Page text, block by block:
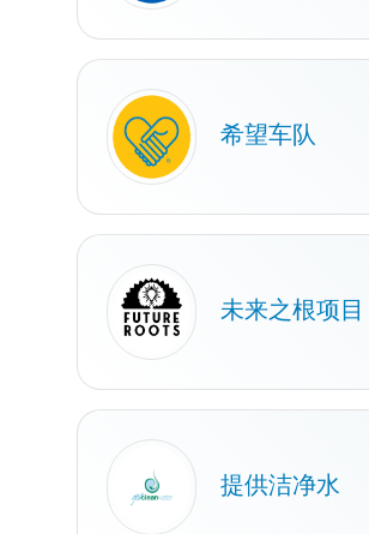
希望车队
未来之根项目
提供洁净水